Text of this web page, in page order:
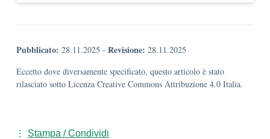
Pubblicato: 28.11.2025 - Revisione: 28.11.2025
Eccetto dove diversamente specificato, questo articolo è stato
rilasciato sotto Licenza Creative Commons Attribuzione 4.0 Italia.
Stampa / Condividi